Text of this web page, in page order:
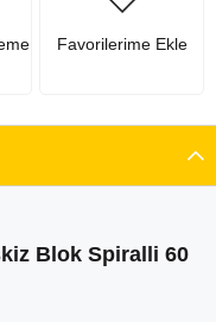
Favorilerime Ekle
Blok Spiralli 60